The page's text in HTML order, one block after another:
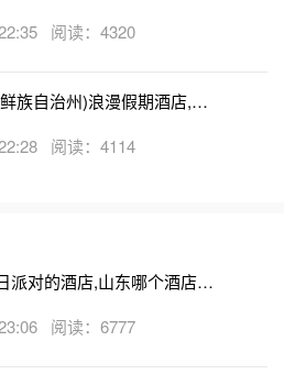
阅读：4320
族自治州)浪漫假期酒店,延
阅读：4114
派对的酒店,山东哪个酒店有
阅读：6777